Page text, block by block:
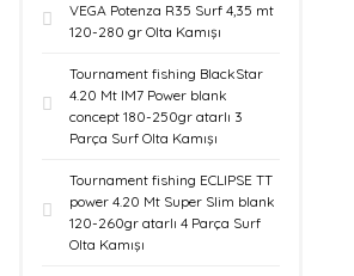
VEGA Potenza R35 Surf 4,35 mt
120-280 gr Olta Kamışı
Tournament fishing BlackStar
4.20 Mt IM7 Power blank
concept 180-250gr atarlı 3
Parça Surf Olta Kamışı
Tournament fishing ECLIPSE TT
power 4.20 Mt Super Slim blank
120-260gr atarlı 4 Parça Surf
Olta Kamışı